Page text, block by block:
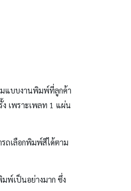
มแบบงานพิมพ์ที่ลูกค้า
เพราะเพลท 1 แผ่น
ถเลือกพิมพ์สีได้ตาม
มพ์เป็นอย่างมาก ซึ่ง